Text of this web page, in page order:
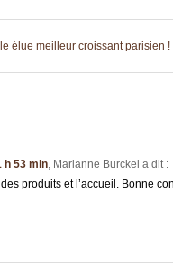
élue meilleur croissant parisien !
h 53 min, Marianne Burckel a dit :
produits et l’accueil. Bonne